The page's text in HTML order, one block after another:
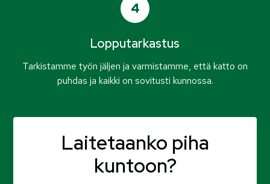
4
Lopputarkastus
Tarkistamme työn jäljen ja varmistamme, että katto on
puhdas ja kaikki on sovitusti kunnossa.
Laitetaanko piha
kuntoon?